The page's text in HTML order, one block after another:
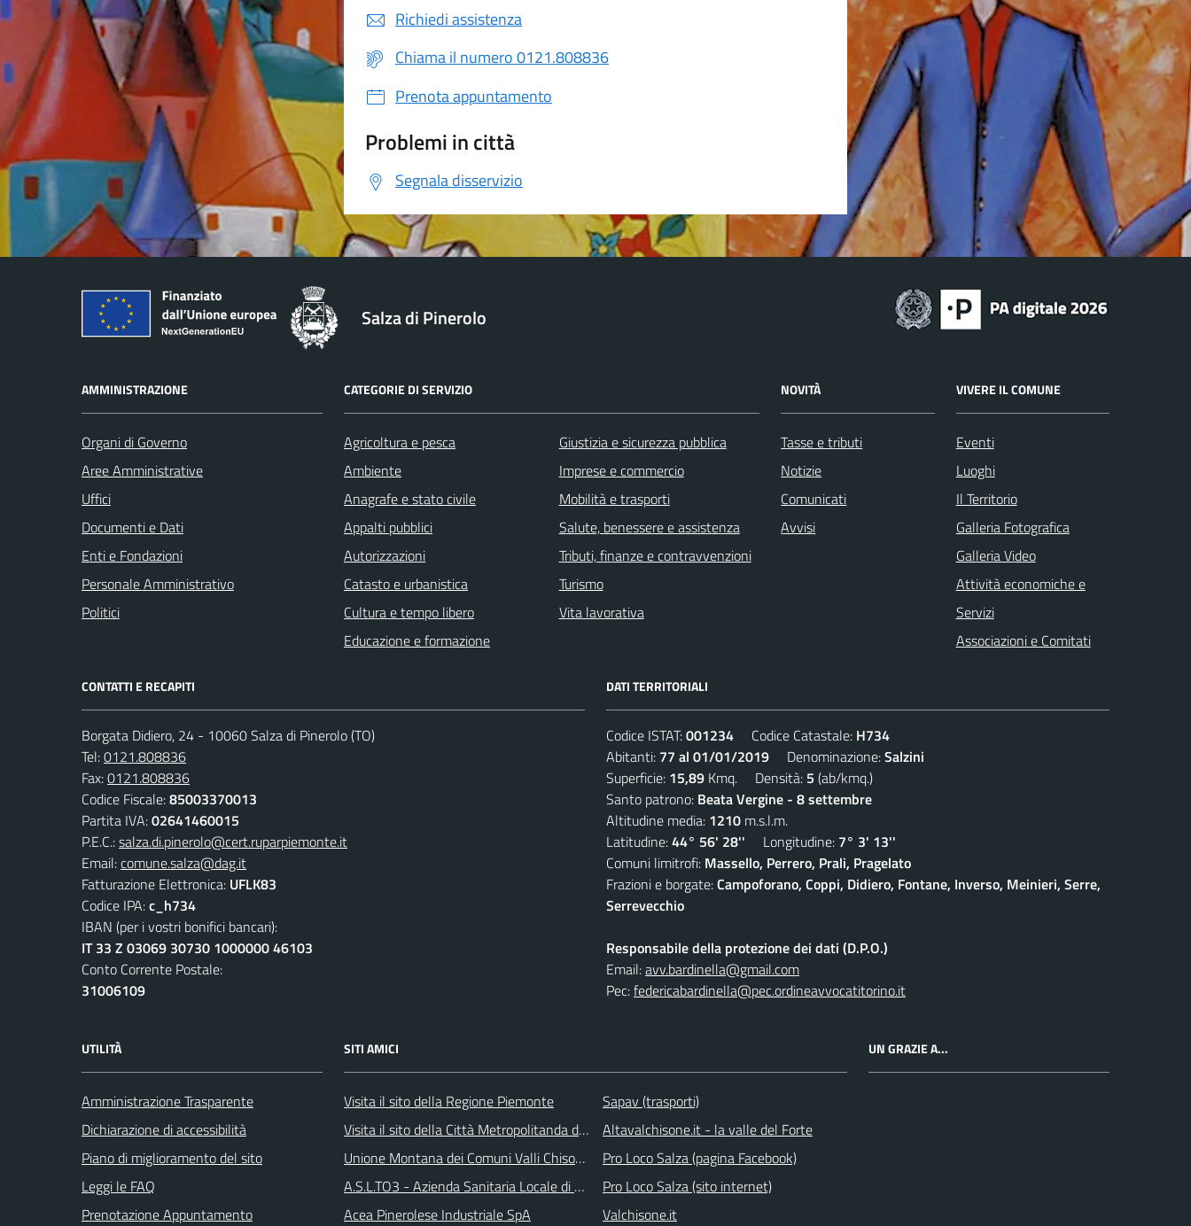
Richiedi assistenza
Chiama il numero 0121.808836
Prenota appuntamento
Problemi in città
Segnala disservizio
Salza di Pinerolo
AMMINISTRAZIONE
Organi di Governo
Aree Amministrative
Uffici
Documenti e Dati
Enti e Fondazioni
Personale Amministrativo
Politici
CATEGORIE DI SERVIZIO
Agricoltura e pesca
Ambiente
Anagrafe e stato civile
Appalti pubblici
Autorizzazioni
Catasto e urbanistica
Cultura e tempo libero
Educazione e formazione
Giustizia e sicurezza pubblica
Imprese e commercio
Mobilità e trasporti
Salute, benessere e assistenza
Tributi, finanze e contravvenzioni
Turismo
Vita lavorativa
NOVITÀ
Tasse e tributi
Notizie
Comunicati
Avvisi
VIVERE IL COMUNE
Eventi
Luoghi
Il Territorio
Galleria Fotografica
Galleria Video
Attività economiche e
Servizi
Associazioni e Comitati
CONTATTI E RECAPITI
Borgata Didiero, 24 - 10060 Salza di Pinerolo (TO)
Tel:0121.808836
Fax:0121.808836
Codice Fiscale:85003370013
Partita IVA:02641460015
P.E.C.:salza.di.pinerolo@cert.ruparpiemonte.it
Email:comune.salza@dag.it
Fatturazione Elettronica: UFLK83
Codice IPA:c_h734
IBAN (per i vostri bonifici bancari):
IT 33 Z 03069 30730 1000000 46103
Conto Corrente Postale:
31006109
DATI TERRITORIALI
Codice ISTAT:001234 Codice Catastale: H734
Abitanti: 77 al 01/01/2019 Denominazione:Salzini
Superficie: 15,89 Kmq. Densità: 5 (ab/kmq.)
Santo patrono: Beata Vergine - 8 settembre
Altitudine media: 1210 m.s.l.m.
Latitudine:44° 56' 28'' Longitudine: 7° 3' 13''
Comuni limitrofi: Massello, Perrero, Prali, Pragelato
Frazioni e borgate:Campoforano, Coppi, Didiero, Fontane, Inverso, Meinieri, Serre,
Serrevecchio
Responsabile della protezione dei dati (D.P.O.)
Email:avv.bardinella@gmail.com
Pec:federicabardinella@pec.ordineavvocatitorino.it
UTILITÀ
Amministrazione Trasparente
Dichiarazione di accessibilità
Piano di miglioramento del sito
Leggi le FAQ
Prenotazione Appuntamento
SITI AMICI
Visita il sito della Regione Piemonte
Visita il sito della Città Metropolitanda di Torino
Unione Montana dei Comuni Valli Chisone e Germanasca
A.S.L.TO3 - Azienda Sanitaria Locale di Collegno e Pinerolo
Acea Pinerolese Industriale SpA
Sapav (trasporti)
Altavalchisone.it - la valle del Forte
Pro Loco Salza (pagina Facebook)
Pro Loco Salza (sito internet)
Valchisone.it
UN GRAZIE A...